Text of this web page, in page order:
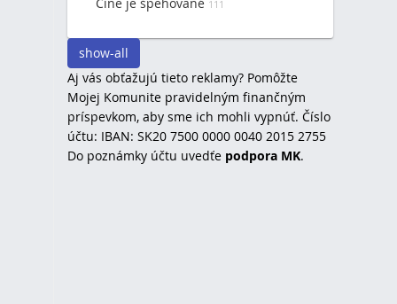
111
show-all
Aj vás obťažujú tieto reklamy? Pomôžte
Mojej Komunite pravidelným finančným
príspevkom, aby sme ich mohli vypnúť. Číslo
účtu: IBAN: SK20 7500 0000 0040 2015 2755
Do poznámky účtu uvedťe podpora MK.